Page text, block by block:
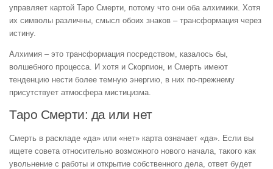
управляет картой Таро Смерти, потому что они оба алхимики. Хотя
их символы различны, смысл обоих знаков – трансформация через
истину.
Алхимия – это трансформация посредством, казалось бы,
волшебного процесса. И хотя и Скорпион, и Смерть имеют
тенденцию нести более темную энергию, в них по-прежнему
присутствует атмосфера мистицизма.
Таро Смерти: да или нет
Смерть в раскладе «да» или «нет» карта означает «да». Если вы
ищете совета относительно возможного нового начала, такого как
увольнение с работы и открытие собственного дела, ответ будет